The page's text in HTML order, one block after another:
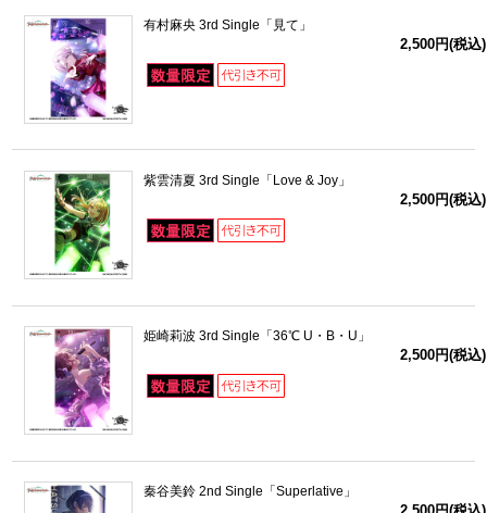
有村麻央 3rd Single「見て」
2,500円(税込)
紫雲清夏 3rd Single「Love & Joy」
2,500円(税込)
姫崎莉波 3rd Single「36℃ U・B・U」
2,500円(税込)
秦谷美鈴 2nd Single「Superlative」